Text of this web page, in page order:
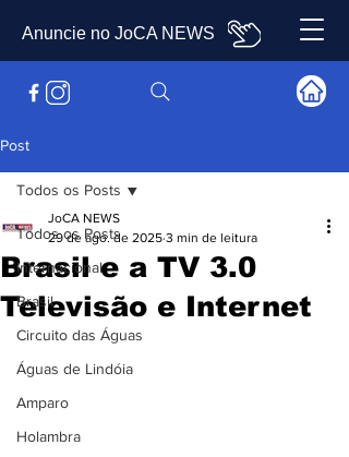
Anuncie no JoCA NEWS
Post
Todos os Posts
Internacional
Brasil
Circuito das Águas
Águas de Lindóia
Amparo
Holambra
Todos os Posts
Brasil e a TV 3.0
Televisão e Internet
JoCA NEWS
29 de ago. de 2025 3 min de leitura